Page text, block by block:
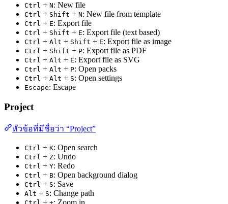
Ctrl + N: New file
Ctrl + Shift + N: New file from template
Ctrl + E: Export file
Ctrl + Shift + E: Export file (text based)
Ctrl + Alt + Shift + E: Export file as image
Ctrl + Shift + P: Export file as PDF
Ctrl + Alt + E: Export file as SVG
Ctrl + Alt + P: Open packs
Ctrl + Alt + S: Open settings
Escape: Escape
Project
หัวข้อที่มีชื่อว่า “Project”
Ctrl + K: Open search
Ctrl + Z: Undo
Ctrl + Y: Redo
Ctrl + B: Open background dialog
Ctrl + S: Save
Alt + S: Change path
+ : Zoom in